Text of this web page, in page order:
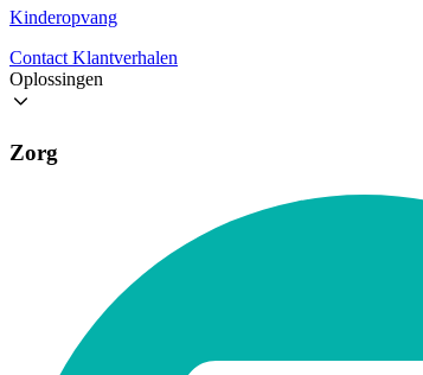
Kinderopvang
Contact Klantverhalen
Oplossingen
Zorg